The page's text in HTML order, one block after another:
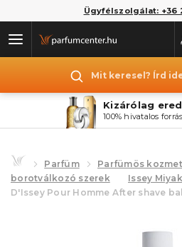
Ügyfélszolgálat: +36
Mit keresel? Írd
Kizárólag
100% hivatalos
Parfüm Parfümös
borotválkozó szerek
Issey
D'Issey Pour Homme After shave